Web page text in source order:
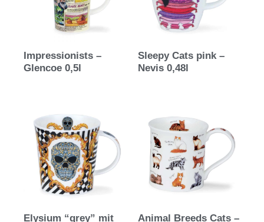
Impressionists –
Glencoe 0,5l
Sleepy Cats pink –
Nevis 0,48l
Elysium “grey” mit Animal Breeds Cats –